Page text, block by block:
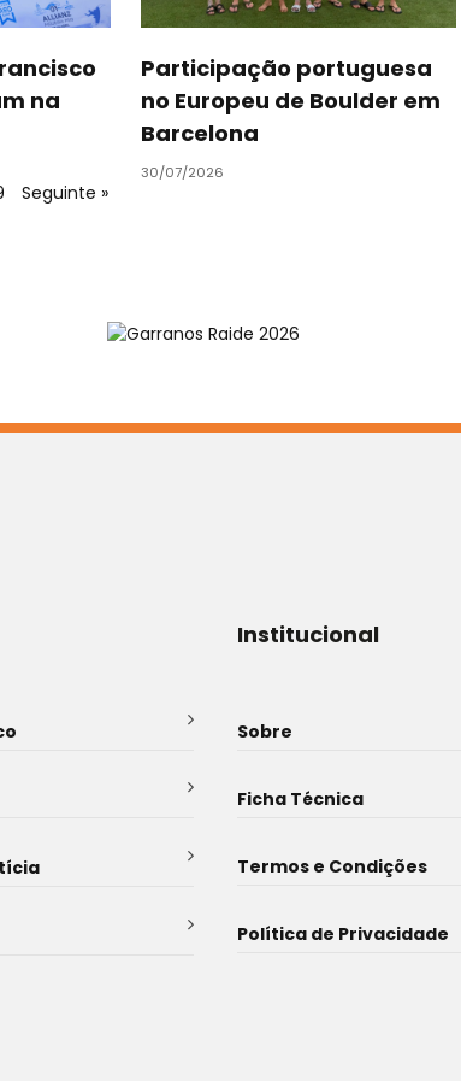
na
Participação portuguesa
no Europeu de Boulder em
Barcelona
30/07/2026
Seguinte »
Institucional
Sobre
Ficha Técnica
Termos e Condições
Política de Privacidade